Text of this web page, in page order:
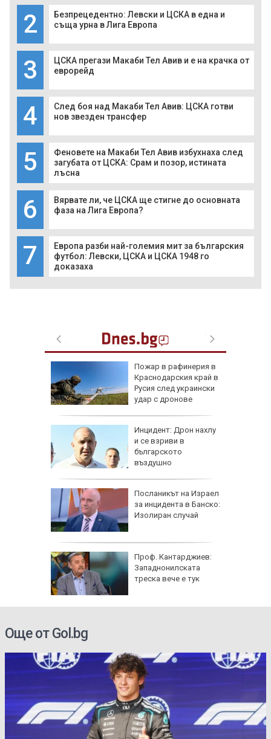
2
Безпрецедентно: Левски и ЦСКА в една и
съща урна в Лига Европа
3
ЦСКА прегази Макаби Тел Авив и е на крачка от
еврорейд
4
След боя над Макаби Тел Авив: ЦСКА готви
нов звезден трансфер
5
Феновете на Макаби Тел Авив избухнаха след
загубата от ЦСКА: Срам и позор, истината
лъсна
6
Вярвате ли, че ЦСКА ще стигне до основната
фаза на Лига Европа?
7
Европа разби най-големия мит за българския
футбол: Левски, ЦСКА и ЦСКА 1948 го
доказаха
Пожар в рафинерия в
Краснодарския край в
Русия след украински
удар с дронове
Инцидент: Дрон нахлу
и се взриви в
българското
въздушно
Посланикът на Израел
за инцидента в Банско:
Изолиран случай
Проф. Кантарджиев:
Западнонилската
треска вече е тук
Още от Gol.bg